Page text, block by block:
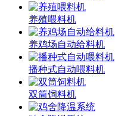
养殖喂料机
养鸡场自动给料机
播种式自动喂料机
双筒饲料机